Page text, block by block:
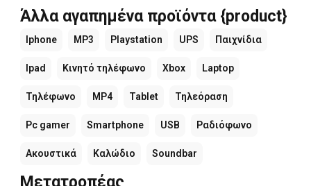
Άλλα αγαπημένα προϊόντα {product}
Iphone MP3 Playstation UPS Παιχνίδια
Ipad Κινητό τηλέφωνο Xbox Laptop
Τηλέφωνο MP4 Tablet Τηλεόραση
Pc gamer Smartphone USB Ραδιόφωνο
Ακουστικά Καλώδιο Soundbar
Μετατροπέας